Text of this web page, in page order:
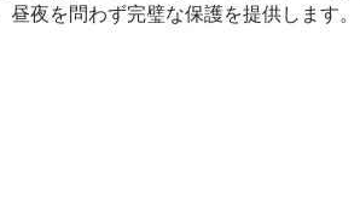
昼夜を問わず完璧な保護を提供します。